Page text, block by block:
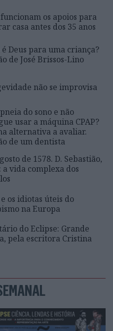
os apoios para
casa antes dos 35 anos
é Deus para uma criança?
de José Brissos-Lino
não se improvisa
do sono e não
usar a máquina CPAP?
alternativa a avaliar.
de um dentista
de 1578. D. Sebastião,
a vida complexa dos
os idiotas úteis do
na Europa
do Eclipse: Grande
pela escritora Cristina